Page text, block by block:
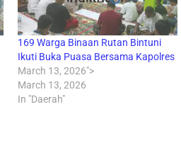
169 Warga Binaan Rutan Bintuni
Ikuti Buka Puasa Bersama Kapolres
March 13, 2026">
March 13, 2026
In "Daerah"